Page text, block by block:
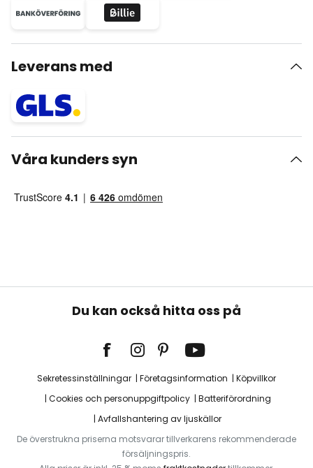
Leverans med
Våra kunders syn
Du kan också hitta oss på
Sekretessinställningar Företagsinformation
Köpvillkor
Cookies och personuppgiftpolicy
Batteriförordning
Avfallshantering av ljuskällor
De överstrukna priserna motsvarar tillverkarens rekommenderade
försäljningspris.